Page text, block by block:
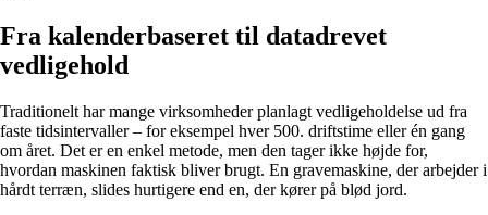
Fra kalenderbaseret til datadrevet
vedligehold
Traditionelt har mange virksomheder planlagt vedligeholdelse ud fra
faste tidsintervaller – for eksempel hver 500. driftstime eller én gang
om året. Det er en enkel metode, men den tager ikke højde for,
hvordan maskinen faktisk bliver brugt. En gravemaskine, der arbejder i
hårdt terræn, slides hurtigere end en, der kører på blød jord.